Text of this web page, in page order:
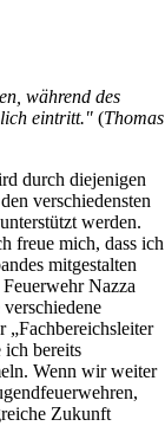
während des
eintritt." (Thomas
durch diejenigen
verschiedensten
werden.
freue mich, dass ich
mitgestalten
Nazza
„Fachbereichsleiter
bereits
Wenn wir weiter
Zukunft